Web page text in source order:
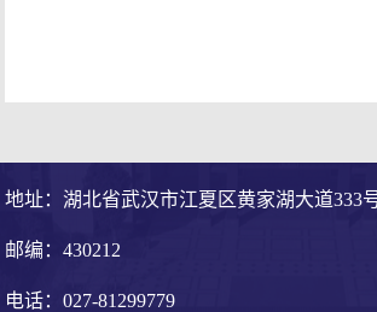
地址：湖北省武汉市江夏区黄家湖大道333
邮编：430212
电话：027-81299779